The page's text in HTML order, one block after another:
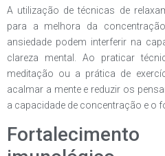
A utilização de técnicas de
para a melhora da
ansiedade podem interferir na
clareza mental. Ao praticar
meditação ou a prática de
acalmar a mente e reduzir os
a capacidade de concentração e o